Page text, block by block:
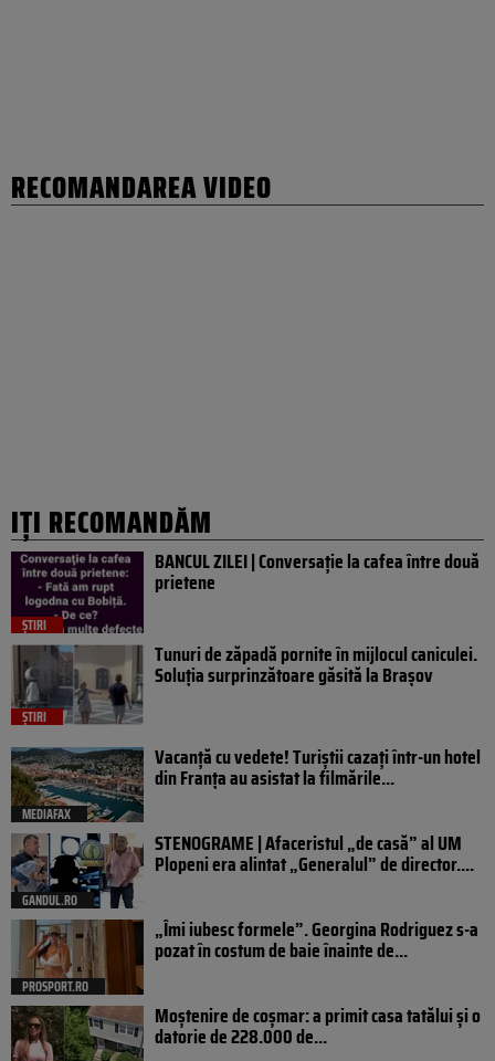
RECOMANDAREA VIDEO
IȚI RECOMANDĂM
ȘTIRI
BANCUL ZILEI | Conversație la cafea între două
prietene
ȘTIRI
Tunuri de zăpadă pornite în mijlocul caniculei.
Soluția surprinzătoare găsită la Brașov
MEDIAFAX
Vacanță cu vedete! Turiștii cazați într-un hotel
din Franța au asistat la filmările...
GANDUL.RO
STENOGRAME | Afaceristul „de casă” al UM
Plopeni era alintat „Generalul” de director....
PROSPORT.RO
„Îmi iubesc formele”. Georgina Rodriguez s-a
pozat în costum de baie înainte de...
Moștenire de coșmar: a primit casa tatălui și o
datorie de 228.000 de...